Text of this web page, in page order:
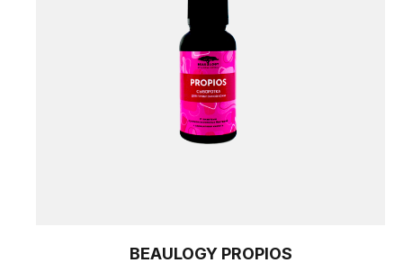
BEAULOGY PROPIOS